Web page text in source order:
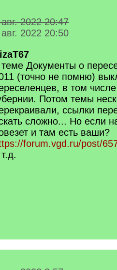
2022 20:47
2022 20:50
Документы о
(точно не помню)
в том
Потом темы
ссылки
сложно... Но если
и там есть ваши?
forum.vgd.ru/post/